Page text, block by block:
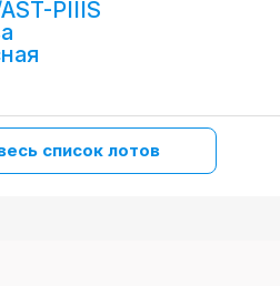
PIIIS
список лотов